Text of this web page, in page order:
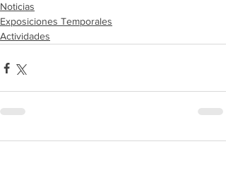
Noticias
Exposiciones Temporales
Actividades